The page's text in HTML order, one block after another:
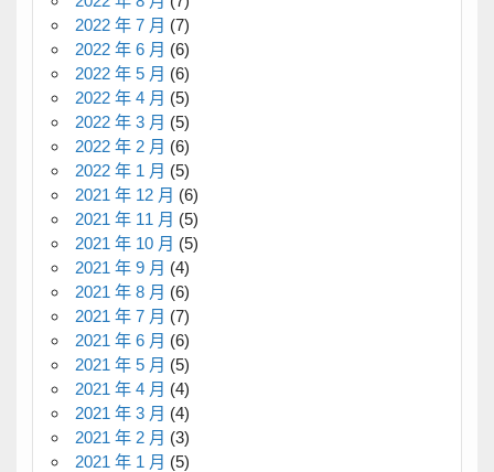
2022 年 7 月 (7)
2022 年 6 月 (6)
2022 年 5 月 (6)
2022 年 4 月 (5)
2022 年 3 月 (5)
2022 年 2 月 (6)
2022 年 1 月 (5)
2021 年 12 月 (6)
2021 年 11 月 (5)
2021 年 10 月 (5)
2021 年 9 月 (4)
2021 年 8 月 (6)
2021 年 7 月 (7)
2021 年 6 月 (6)
2021 年 5 月 (5)
2021 年 4 月 (4)
2021 年 3 月 (4)
2021 年 2 月 (3)
2021 年 1 月 (5)